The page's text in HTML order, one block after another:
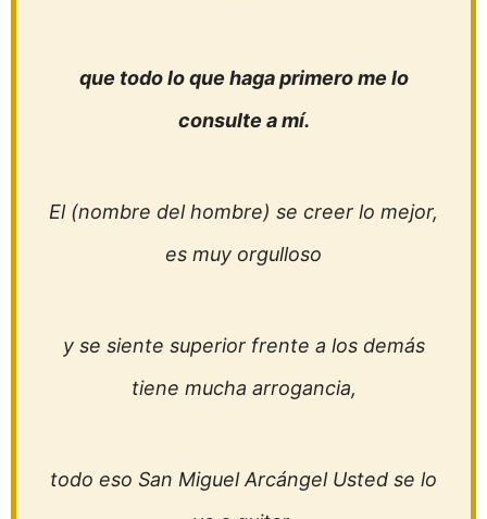
que todo lo que haga primero me lo
consulte a mí.
El (nombre del hombre) se creer lo mejor,
es muy orgulloso
y se siente superior frente a los demás
tiene mucha arrogancia,
todo eso San Miguel Arcángel Usted se lo